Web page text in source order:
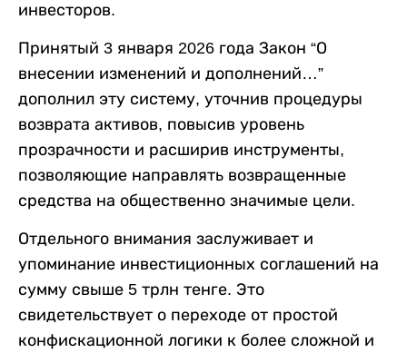
инвесторов.
Принятый 3 января 2026 года Закон “О
внесении изменений и дополнений…”
дополнил эту систему, уточнив процедуры
возврата активов, повысив уровень
прозрачности и расширив инструменты,
позволяющие направлять возвращенные
средства на общественно значимые цели.
Отдельного внимания заслуживает и
упоминание инвестиционных соглашений на
сумму свыше 5 трлн тенге. Это
свидетельствует о переходе от простой
конфискационной логики к более сложной и